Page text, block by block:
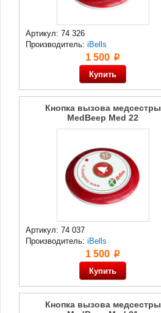
Артикул: 74 326
Производитель: iBells
1 500 p
Кнопка вызова медсестры
MedBeep Med 22
Артикул: 74 037
Производитель: iBells
1 500 p
Кнопка вызова медсестры